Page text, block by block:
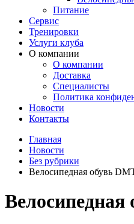
Питание
Сервис
Тренировки
Услуги клуба
О компании
О компании
Доставка
Специалисты
Политика
Новости
Контакты
Главная
Новости
Без рубрики
Велосипедная обувь
Велосипедная